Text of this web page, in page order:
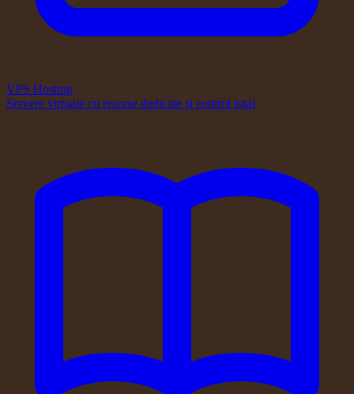
VPS Hosting
Servere virtuale cu resurse dedicate și control total